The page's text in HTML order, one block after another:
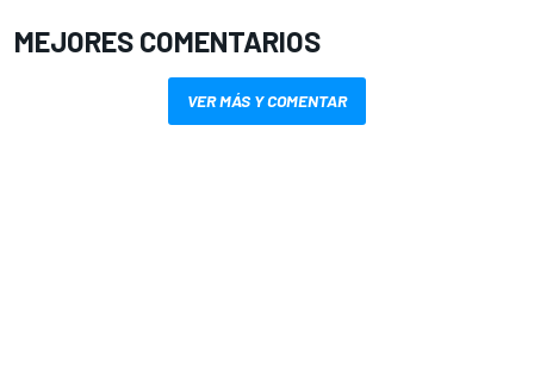
MEJORES COMENTARIOS
VER MÁS Y COMENTAR